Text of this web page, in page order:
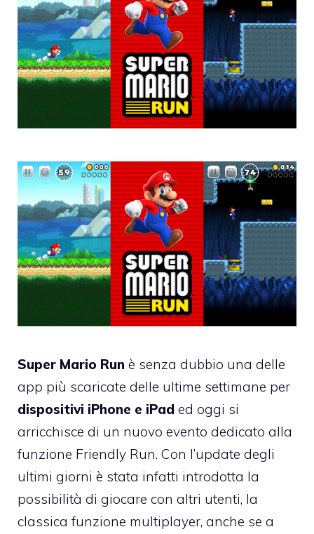
Super Mario Run è senza dubbio una delle
app più scaricate delle ultime settimane per
dispositivi iPhone e iPad ed oggi si
arricchisce di un nuovo evento dedicato alla
funzione Friendly Run. Con l’update degli
ultimi giorni è stata infatti introdotta la
possibilità di giocare con altri utenti, la
classica funzione multiplayer, anche se a